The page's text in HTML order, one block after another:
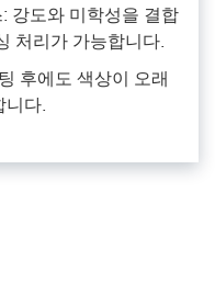
강도와 미학성을 결합
처리가 가능합니다.
후에도 색상이 오래
다.